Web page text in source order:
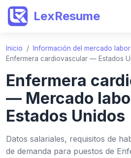
LexResume
Inicio / Información del mercado
Enfermera cardiovascular — Estados
Enfermera
— Mercado
Estados Unidos
Datos salariales, requisitos de
de demanda para puestos de